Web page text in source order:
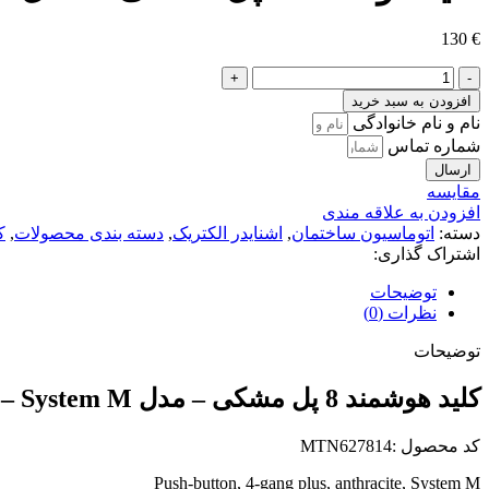
130 €
کلید
هوشمند
8
پل
مشکی
-
مدل
System
M
-
عدد
افزودن به سبد خرید
نام و نام خانوادگی
شماره تماس
ارسال
مقايسه
افزودن به علاقه مندی
دسته: اتوماسیون ساختمان, اشنایدر الکتریک, دسته بندی محصولات,
اشتراک گذاری:
توضیحات
نظرات (0)
توضیحات
کلید هوشمند 8 پل مشکی – مدل System M – اشنایدر
کد محصول :MTN627814
Push-button, 4-gang plus, anthracite, System M